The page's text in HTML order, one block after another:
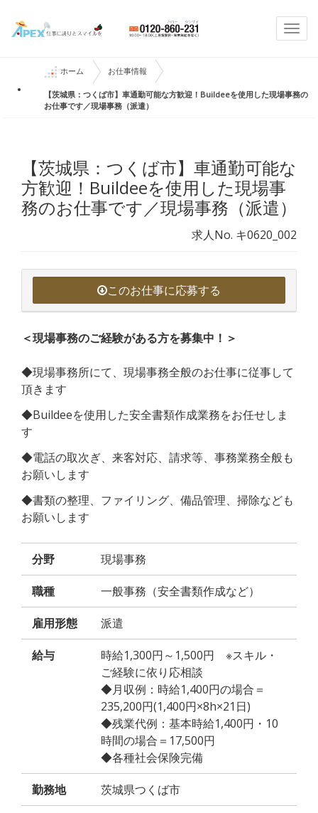
ホーム お仕事情報
【茨城県：つくば市】車通勤可能な方歓迎！Buildeeを使用した現場事務の
お仕事です／現場事務（派遣）
【茨城県：つくば市】車通勤可能な
方歓迎！Buildeeを使用した現場事
務のお仕事です／現場事務（派遣）
求人No. キ0620_002
このお仕事に応募する
＜現場事務のご経験がある方を募集中！＞
◆現場事務所にて、現場事務全般のお仕事に従事して
頂きます
◆Buildeeを使用した安全書類作成業務をお任せしま
す
◆電話の取次ぎ、来客対応、請求等、事務業務全般も
お願いします
◆書類の整理、ファイリング、備品管理、掃除なども
お願いします
分野 現場事務
職種 一般事務（安全書類作成など）
雇用形態 派遣
給与
時給1,300円～1,500円 ※スキル・
ご経験に依り応相談
◆月収例：時給1,400円の場合＝
235,200円(1,400円×8h×21日)
◆残業代例：基本時給1,400円・10
時間の場合＝17,500円
◆各種社会保険完備
勤務地 茨城県つくば市